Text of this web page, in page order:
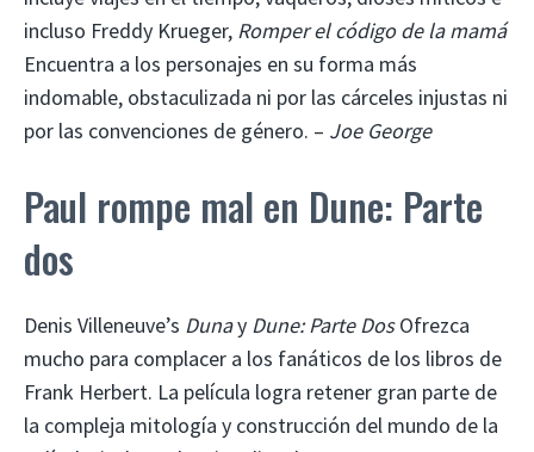
incluso Freddy Krueger, Romper el código de la mamá
Encuentra a los personajes en su forma más
indomable, obstaculizada ni por las cárceles injustas ni
por las convenciones de género. – Joe George
Paul rompe mal en Dune: Parte
dos
Denis Villeneuve’s Dunay Dune: Parte DosOfrezca
mucho para complacer a los fanáticos de los libros de
Frank Herbert. La película logra retener gran parte de
la compleja mitología y construcción del mundo de la